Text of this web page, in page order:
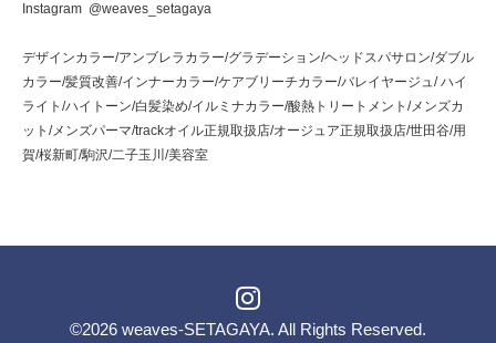
Instagram @weaves_setagaya
デザインカラー/アンブレラカラー/グラデーション/ヘッドスパサロン/ダブル
カラー/髪質改善/インナーカラー/ケアブリーチカラー/バレイヤージュ/ ハイ
ライト/ハイトーン/白髪染め/イルミナカラー/酸熱トリートメント/メンズカ
ット/メンズパーマ/trackオイル正規取扱店/オージュア正規取扱店/世田谷/用
賀/桜新町/駒沢/二子玉川/美容室
©2026 weaves-SETAGAYA. All Rights Reserved.